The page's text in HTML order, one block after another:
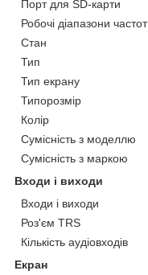
Порт для SD-карти
Робочі діапазони частот
Стан
Тип
Тип екрану
Типорозмір
Колір
Сумісність з моделлю
Сумісність з маркою
Входи і виходи
Входи і виходи
Роз'єм TRS
Кількість аудіовходів
Екран